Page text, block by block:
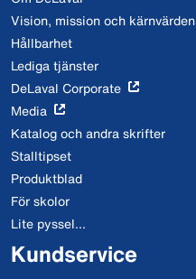
Vision, mission och kärnvärden
Hållbarhet
Lediga tjänster
DeLaval Corporate
Media
Katalog och andra skrifter
Stalltipset
Produktblad
För skolor
Lite pyssel...
Kundservice